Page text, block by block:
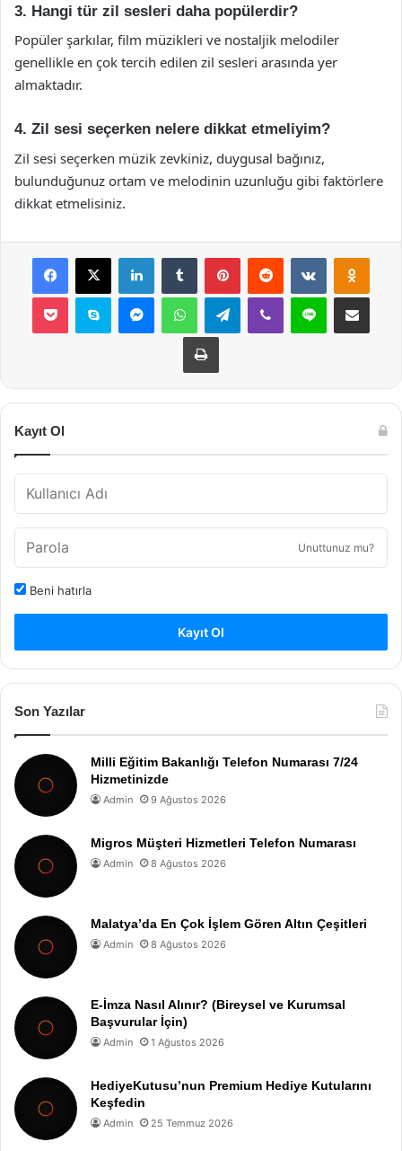
3. Hangi tür zil sesleri daha popülerdir?
Popüler şarkılar, film müzikleri ve nostaljik melodiler
genellikle en çok tercih edilen zil sesleri arasında yer
almaktadır.
4. Zil sesi seçerken nelere dikkat etmeliyim?
Zil sesi seçerken müzik zevkiniz, duygusal bağınız,
bulunduğunuz ortam ve melodinin uzunluğu gibi faktörlere
dikkat etmelisiniz.
Facebook
X LinkedInTumblr PinterestReddit VKontakte
Pocket Skype MessengerWhatsAppTelegramViber Line E-Posta ile
Yazdır
Kayıt Ol
Unuttunuz mu?
Beni hatırla
Kayıt Ol
Son Yazılar
Milli Eğitim Bakanlığı Telefon Numarası 7/24
Hizmetinizde
Admin 9 Ağustos 2026
Migros Müşteri Hizmetleri Telefon Numarası
Admin 8 Ağustos 2026
Malatya’da En Çok İşlem Gören Altın Çeşitleri
Admin 8 Ağustos 2026
E-İmza Nasıl Alınır? (Bireysel ve Kurumsal
Başvurular İçin)
Admin 1 Ağustos 2026
HediyeKutusu’nun Premium Hediye Kutularını
Keşfedin
Admin 25 Temmuz 2026